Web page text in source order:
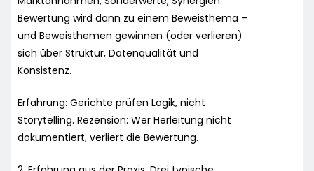
Bewertung wird dann zu einem Beweisthema –
und Beweisthemen gewinnen (oder verlieren)
sich über Struktur, Datenqualität und
Konsistenz.
Erfahrung: Gerichte prüfen Logik, nicht
Storytelling. Rezension: Wer Herleitung nicht
dokumentiert, verliert die Bewertung.